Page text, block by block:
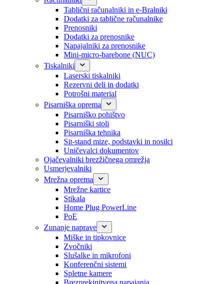
Tablični računalniki in e-Bralniki
Dodatki za tablične računalnike
Prenosniki
Dodatki za prenosnike
Napajalniki za prenosnike
Mini-micro-barebone (NUC)
Tiskalniki
Laserski tiskalniki
Rezervni deli in dodatki
Potrošni material
Pisarniška oprema
Pisarniško pohištvo
Pisarniški stoli
Pisarniška tehnika
Sit-stand mize, podstavki in nosilci
Uničevalci dokumentov
Ojačevalniki brezžičnega omrežja
Usmerjevalniki
Mrežna oprema
Mrežne kartice
Stikala
Home Plug PowerLine
PoE
Zunanje naprave
Miške in tipkovnice
Zvočniki
Slušalke in mikrofoni
Konferenčni sistemi
Spletne kamere
Brezprekinitvena napajanja